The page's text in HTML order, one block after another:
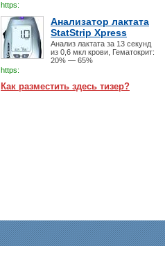
https:
Анализатор лактата
StatStrip Xpress
Анализ лактата за 13 секунд
из 0,6 мкл крови, Гематокрит:
20% — 65%
https:
Как разместить здесь тизер?